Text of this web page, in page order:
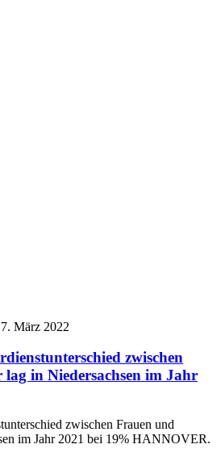
7. März 2022
zwischen
in Niedersachsen im Jahr
zwischen Frauen und
im Jahr 2021 bei 19% HANNOVER.